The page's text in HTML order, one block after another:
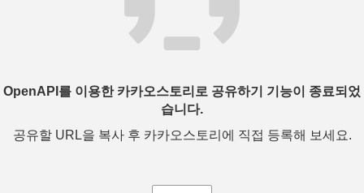
OpenAPI를 이용한 카카오스토리로 공유하기 기능이 종료되었
습니다.
공유할 URL을 복사 후 카카오스토리에 직접 등록해 보세요.